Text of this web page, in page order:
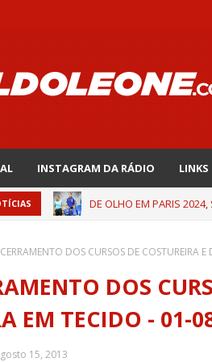
INSTAGRAM DA RÁDIO LINKS
DE OLHO EM PARIS 2024,
DOS CURSOS DE COSTUREIRA
DOS
EM TECIDO - 01-
15, 2013